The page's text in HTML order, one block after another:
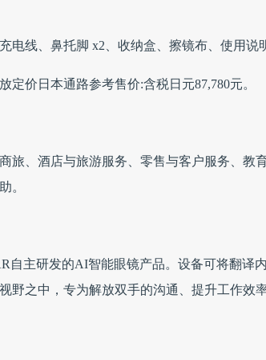
电线、鼻托脚 x2、收纳盒、擦镜布、使用说
定价日本通路参考售价:含税日元87,780元。
旅、酒店与旅游服务、零售与客户服务、教
。
自主研发的AI智能眼镜产品。设备可将翻译
野之中，专为解放双手的沟通、提升工作效